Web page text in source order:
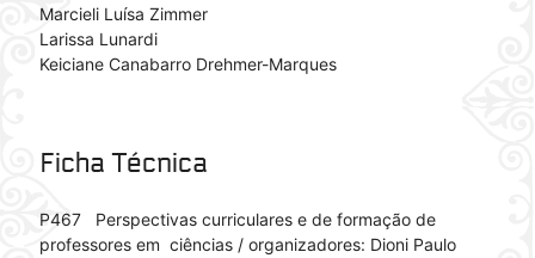
Marcieli Luísa Zimmer
Larissa Lunardi
Keiciane Canabarro Drehmer-Marques
Ficha Técnica
P467 Perspectivas curriculares e de formação de
professores em ciências / organizadores: Dioni Paulo